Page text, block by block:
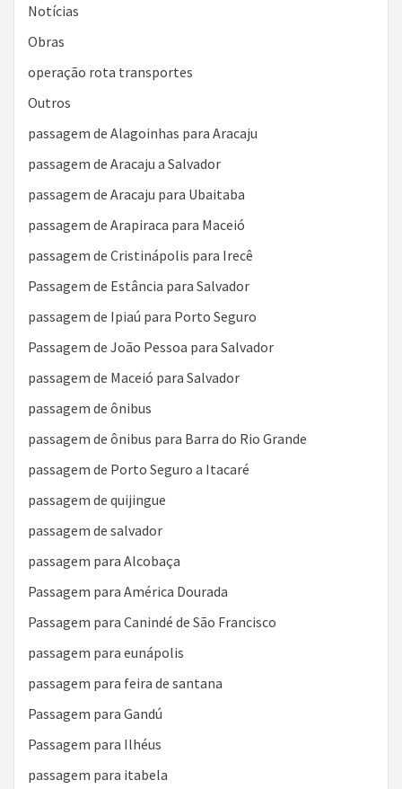
Notícias
Obras
operação rota transportes
Outros
passagem de Alagoinhas para Aracaju
passagem de Aracaju a Salvador
passagem de Aracaju para Ubaitaba
passagem de Arapiraca para Maceió
passagem de Cristinápolis para Irecê
Passagem de Estância para Salvador
passagem de Ipiaú para Porto Seguro
Passagem de João Pessoa para Salvador
passagem de Maceió para Salvador
passagem de ônibus
passagem de ônibus para Barra do Rio Grande
passagem de Porto Seguro a Itacaré
passagem de quijingue
passagem de salvador
passagem para Alcobaça
Passagem para América Dourada
Passagem para Canindé de São Francisco
passagem para eunápolis
passagem para feira de santana
Passagem para Gandú
Passagem para Ilhéus
passagem para itabela